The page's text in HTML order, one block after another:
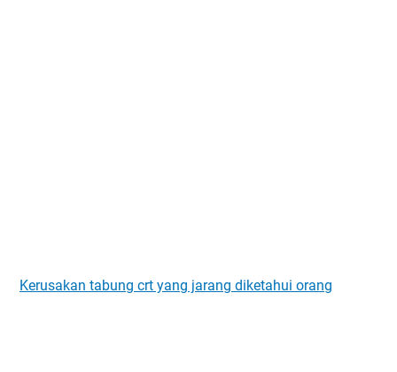
Kerusakan tabung crt yang jarang diketahui orang